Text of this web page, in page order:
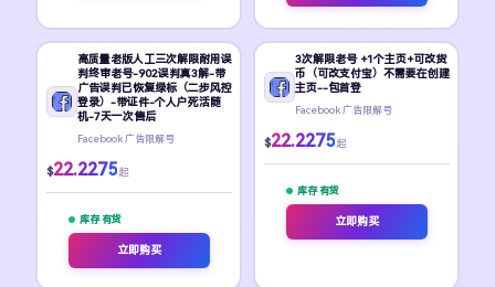
高质量老版人工三次解限耐用误
判终审老号-902误判真3解-带
广告误判已恢复绿标（二步风控
登录）-带证件-个人户死活随
机-7天一次售后
Facebook 广告限解号
$22.2275 起
库存 有货
立即购买
3次解限老号 +1个主页+可改货
币（可改支付宝）不需要在创建
主页--包首登
Facebook 广告限解号
$22.2275 起
库存 有货
立即购买